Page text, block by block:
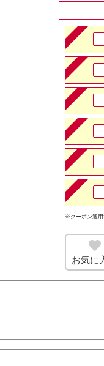
※クーポン適用
お気に